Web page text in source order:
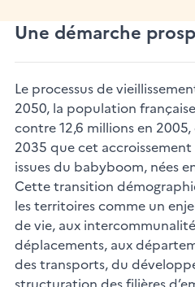
Une démarche
Le processus de
2050, la population
contre 12,6 millions en
2035 que cet accroissement
issues du babyboom, nées
Cette transition
les territoires comme un
de vie, aux
déplacements, aux
des transports, du